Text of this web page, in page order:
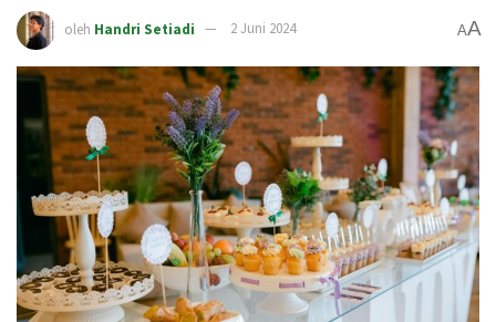
oleh Handri Setiadi 2 Juni 2024 AA